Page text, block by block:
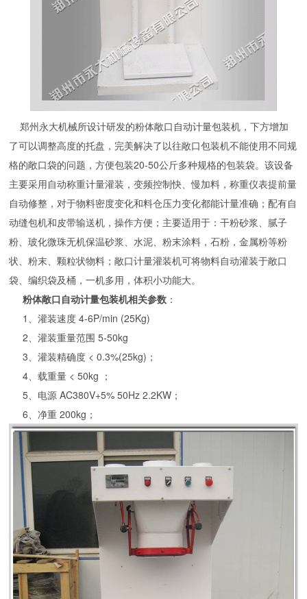
郑州永大机械所设计研发的粉体敞口自动计量包装机，下方增加
了可以调整高度的托盘，完美解决了以往敞口包装机不能使用不同规
格的敞口袋的问题，方便包装20-50公斤多种规格的包装袋。该设备
主要采用自动称重计量灌装，变频控制快、慢加料，称重仪表提前量
自动修整，对于物料密度变化和料仓压力变化都能计量准确；配有自
动缝包机和皮带输送机，操作方便；主要适用于：干粉砂浆、腻子
粉、玻化微珠无机保温砂浆、水泥、粉末涂料，石粉，金属粉等粉
状、粉末、颗粒状物料；敞口计量灌装机可将物料自动灌装于敞口
袋、编织袋及桶，一机多用，体积小功能大。
粉体敞口自动计量包装机相关参数 ：
1、灌装速度 4-6P/min (25Kg)
2、灌装重量范围 5-50kg
3、灌装精确度 < 0.3%(25kg)；
4、载重量 < 50kg ；
5、电源 AC380V+5% 50Hz 2.2KW；
6、净重 200kg；